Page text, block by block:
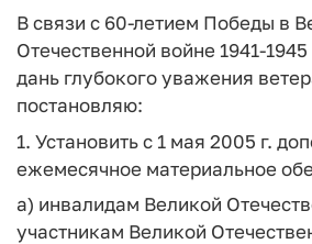
В связи с 60-летием Победы в
Отечественной войне 1941-
дань глубокого уважения
постановляю:
1. Установить с 1 мая 2005 г.
ежемесячное материальное
а) инвалидам Великой
участникам Великой